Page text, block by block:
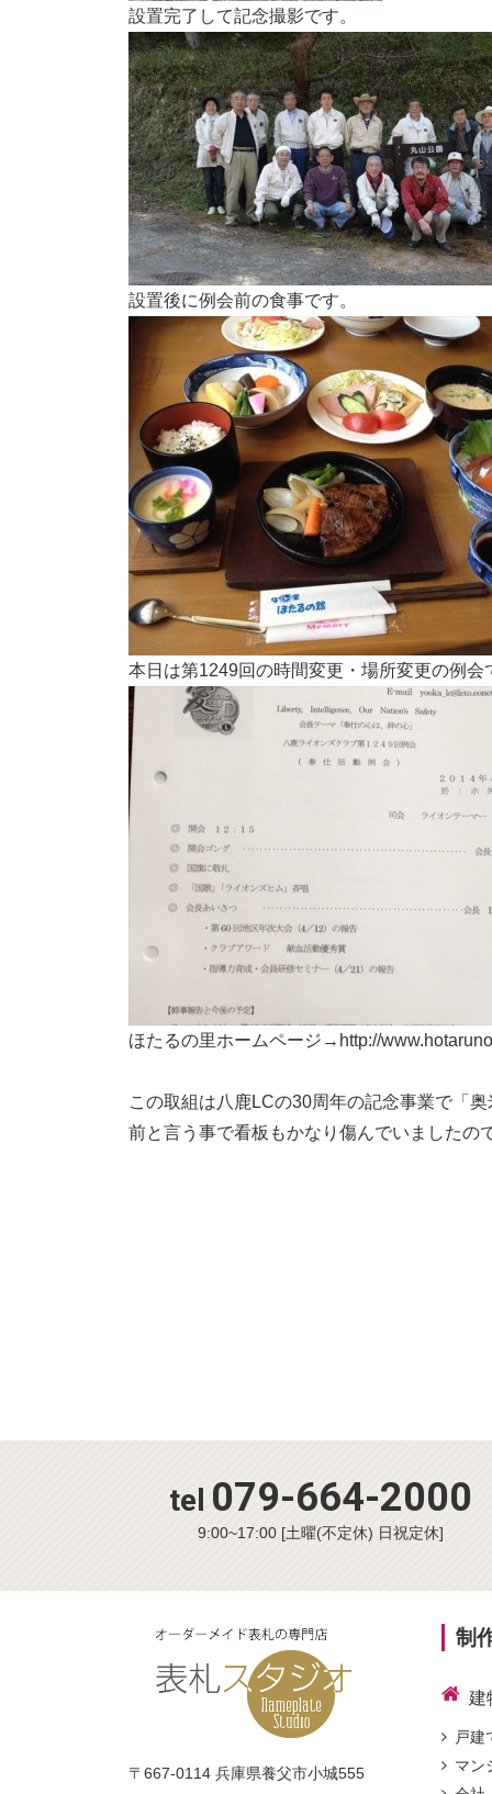
設置完了して記念撮影です。
設置後に例会前の食事です。
本日は第1249回の時間変更・場所変更の例会
ほたるの里ホームページ→http://
この取組は八鹿LCの30周年の記念事業で「
前と言う事で看板もかなり傷んでいましたの
tel 079-664-2000
9:00~17:00 [土曜(不定休) 日祝定休]
〒667-0114 兵庫県養父市小城555
制
建
戸建
マン